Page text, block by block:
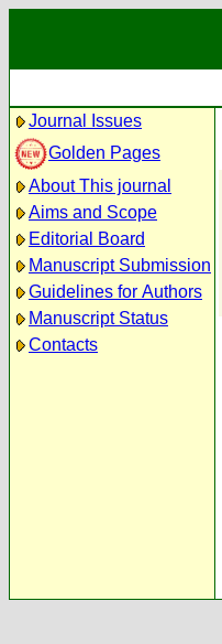
Journal Issues
Golden Pages
About This journal
Aims and Scope
Editorial Board
Manuscript Submission
Guidelines for Authors
Manuscript Status
Contacts